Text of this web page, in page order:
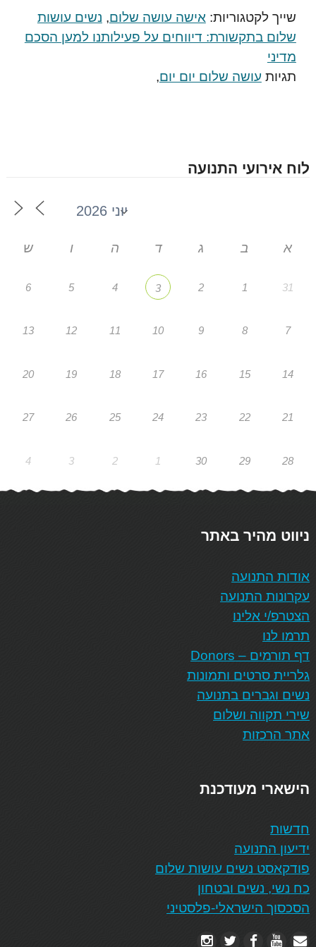
שייך לקטגוריות: אישה עושה שלום, נשים עושות
שלום בתקשורת: דיווחים על פעילותנו למען הסכם
מדיני
תגיות עושה שלום יום יום,
לוח אירועי התנועה
א ב ג ד ה ו ש
31
1
2
3
4
5
6
7
8
9
10
11
12
13
14
15
16
17
18
19
20
21
22
23
24
25
26
27
28
29
30
1
2
3
4
ניווט מהיר באתר
אודות התנועה
עקרונות התנועה
הצטרפ/י אלינו
תרמו לנו
דף תורמים – Donors
גלריית סרטים ותמונות
נשים וגברים בתנועה
שירי תקווה ושלום
אתר הרכזות
הישארי מעודכנת
חדשות
ידיעון התנועה
פודקאסט נשים עושות שלום
כח נשי, נשים ובטחון
הסכסוך הישראלי-פלסטיני